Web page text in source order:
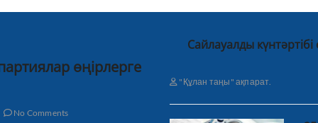
өңірлерге
No Comments
Сайлауалды
"Құлан таңы" ақпарат.